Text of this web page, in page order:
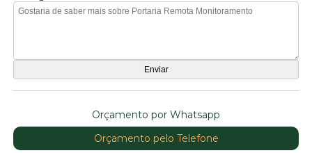
Orçamento por Whatsapp
Orçamento pelo Telefone